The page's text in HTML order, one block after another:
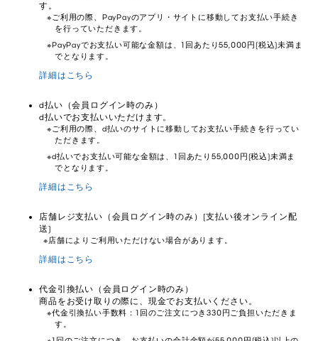
す。
ご利用の際、PayPayのアプリ・サイトに移動してお支払い手続き
を行っていただきます。
PayPayでお支払い可能な金額は、1回あたり55,000円(税込)未満ま
でとなります。
詳細はこちら
d払い（会員ログイン時のみ）
d払いでお支払いいただけます。
ご利用の際、d払いのサイトに移動してお支払い手続きを行ってい
ただきます。
d払いでお支払い可能な金額は、1回あたり55,000円(税込)未満ま
でとなります。
詳細はこちら
店舗レジ支払い（会員ログイン時のみ）(支払い後オンライン配
送)
店舗によりご利用いただけない場合があります。
詳細はこちら
代金引換払い（会員ログイン時のみ）
商品をお受け取りの際に、現金でお支払いください。
代金引換払い手数料：1回のご注文につき330円ご負担いただきま
す。